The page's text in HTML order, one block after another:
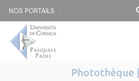
NOS PORTAILS :
Photothèque |